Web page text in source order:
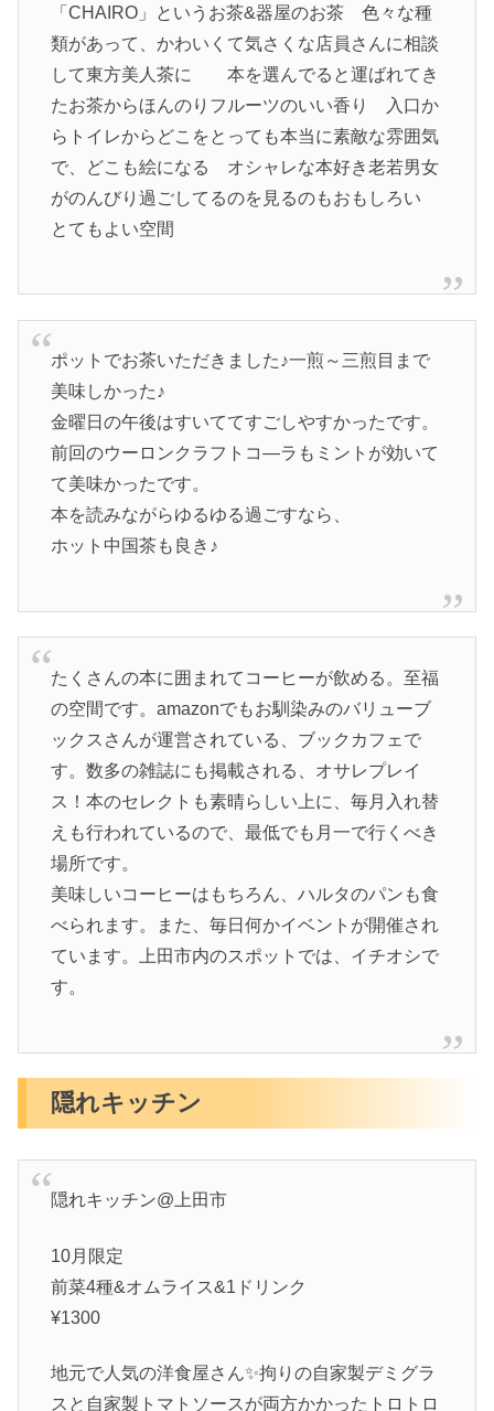
「CHAIRO」というお茶&器屋のお茶 色々な種
類があって、かわいくて気さくな店員さんに相談
して東方美人茶に 本を選んでると運ばれてき
たお茶からほんのりフルーツのいい香り 入口か
らトイレからどこをとっても本当に素敵な雰囲気
で、どこも絵になる オシャレな本好き老若男女
がのんびり過ごしてるのを見るのもおもしろい
とてもよい空間
ポットでお茶いただきました♪一煎～三煎目まで
美味しかった♪
金曜日の午後はすいててすごしやすかったです。
前回のウーロンクラフトコ―ラもミントが効いて
て美味かったです。
本を読みながらゆるゆる過ごすなら、
ホット中国茶も良き♪
たくさんの本に囲まれてコーヒーが飲める。至福
の空間です。amazonでもお馴染みのバリューブ
ックスさんが運営されている、ブックカフェで
す。数多の雑誌にも掲載される、オサレプレイ
ス！本のセレクトも素晴らしい上に、毎月入れ替
えも行われているので、最低でも月一で行くべき
場所です。
美味しいコーヒーはもちろん、ハルタのパンも食
べられます。また、毎日何かイベントが開催され
ています。上田市内のスポットでは、イチオシで
す。
隠れキッチン
隠れキッチン@上田市
10月限定
前菜4種&オムライス&1ドリンク
¥1300
地元で人気の洋食屋さん✨拘りの自家製デミグラ
スと自家製トマトソースが両方かかったトロトロ